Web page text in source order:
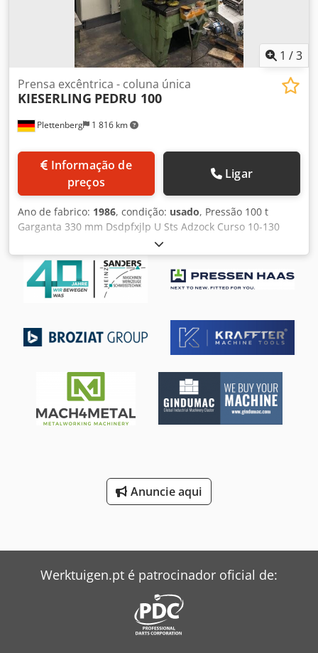
1 /3
Plettenberg 1 816 km
Prensa excêntrica - coluna única
KIESERLING PEDRU 100
preços
Ligar
Ano de fabrico: 1986, condição: usado, Pressão 100 t
Garganta 330 mm Dsdpfxjlp U Sts Adzock Curso 10-130
mm Velocidade do curso 56 cursos/min Regulação do
êmbolo 80 mm Superfície da mesa 830x600 mm Superfície
do braço 250x130 mm Altura da mesa 870 mm Mortalha no
carneiro 50 mm Peso da máquina aprox. 11 t Espaço
necessário aprox. LxPxA 2100x1900x3000 mm Combinação
com massa lubrificante Protecção mecânica contra
sobrecarga Ajuste manual do curso Ajuste manual do
Anuncie aqui
Werktuigen.pt é patrocinador oficial de: